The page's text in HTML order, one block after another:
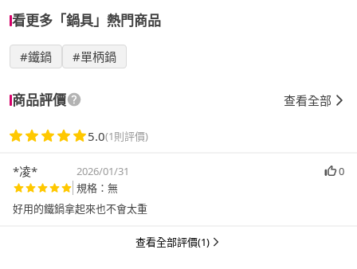
看更多「鍋具」熱門商品
#鐵鍋 #單柄鍋
商品評價 查看全部
5.0(1則評價)
*凌* 2026/01/31
0
規格：無
好用的鐵鍋拿起來也不會太重
查看全部評價(1)